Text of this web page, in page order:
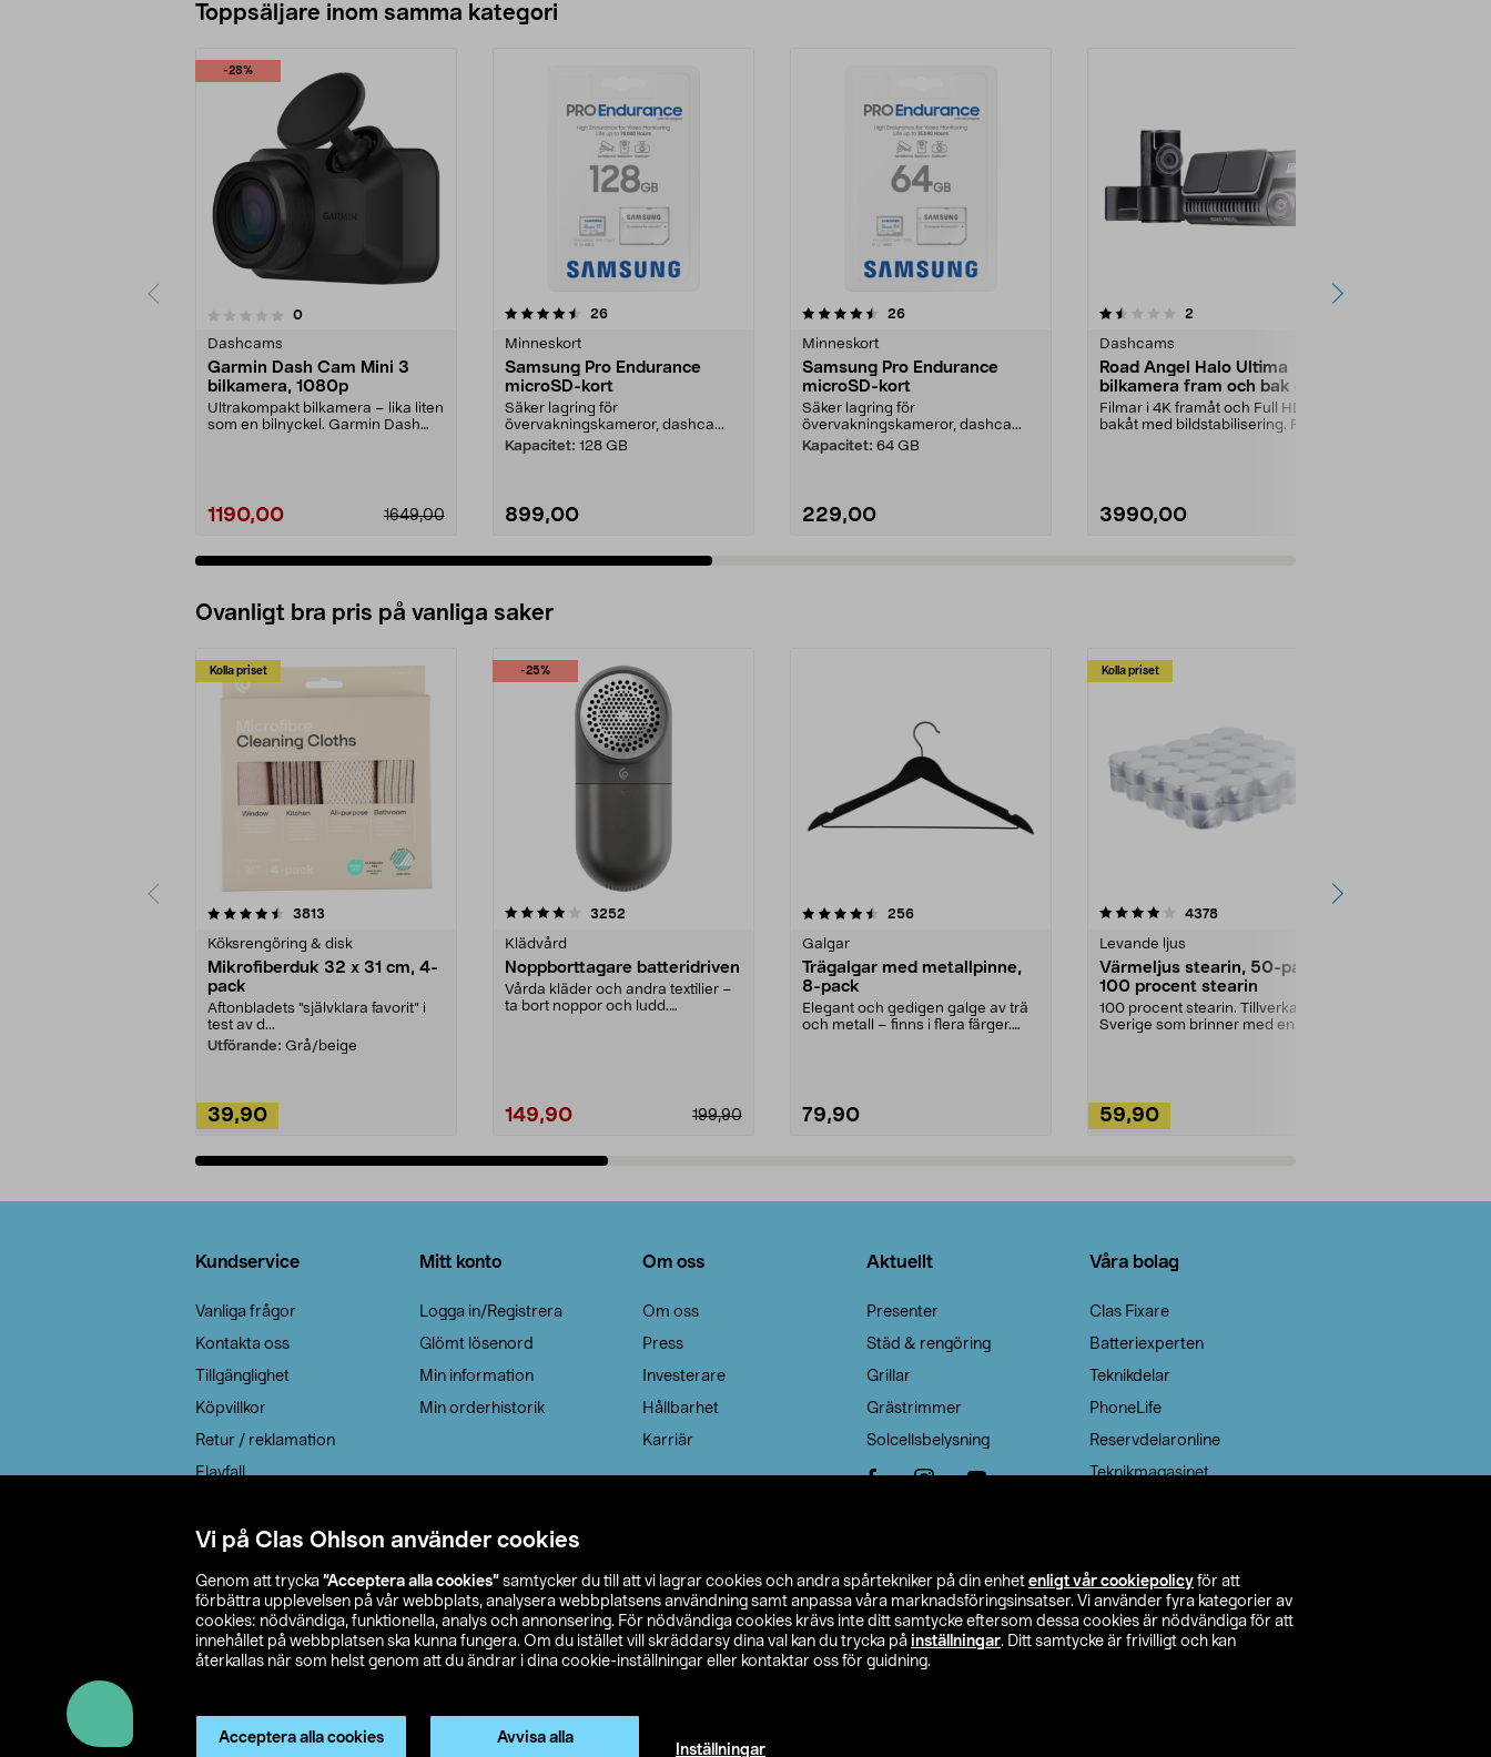
Vi på Clas Ohlson använder cookies
Genom att trycka ”Acceptera alla cookies” samtycker du till att vi lagrar cookies och andra spårtekniker på din enhet enligt vår cookiepolicy för att
förbättra upplevelsen på vår webbplats, analysera webbplatsens användning samt anpassa våra marknadsföringsinsatser. Vi använder fyra kategorier av
cookies: nödvändiga, funktionella, analys och annonsering. För nödvändiga cookies krävs inte ditt samtycke eftersom dessa cookies är nödvändiga för att
innehållet på webbplatsen ska kunna fungera. Om du istället vill skräddarsy dina val kan du trycka på inställningar. Ditt samtycke är frivilligt och kan
återkallas när som helst genom att du ändrar i dina cookie-inställningar eller kontaktar oss för guidning.
Acceptera alla cookies Avvisa alla
Inställningar
Toppsäljare inom samma kategori
-28%
0recensioner
Dashcams
Garmin Dash Cam Mini 3
bilkamera, 1080p
Ultrakompakt bilkamera – lika liten
som en bilnyckel. Garmin Dash
1190,00 1649,00
4.5 av 5 stjärnor 26recensioner
Minneskort
Samsung Pro Endurance
microSD-kort
Säker lagring för
övervakningskameror, dashca...
Kapacitet: 128 GB
899,00
4.5 av 5 stjärnor 26recensioner
Minneskort
Samsung Pro Endurance
microSD-kort
Säker lagring för
övervakningskameror, dashca...
Kapacitet: 64 GB
229,00
1.5 av 5 stjärnor 2
Dashcams
Road Angel Halo Ultima
bilkamera fram och bak 4K
Dual GPS
Filmar i 4K framåt och Full HD
bakåt med bildstabilisering. Road
3990,00
0.0 av 5 stjärnor
Ovanligt bra pris på vanliga saker
Kolla priset
3813
Köksrengöring & disk
Mikrofiberduk 32 x 31 cm, 4-
pack
Aftonbladets "självklara favorit” i
test av d...
Utförande: Grå/beige
39,90
-25%
4.0av 5 stjärnor 3252
Klädvård
Noppborttagare batteridriven
Vårda kläder och andra textilier –
ta bort noppor och ludd.
199,90
149,90
4.5av 5 stjärnor 256recensioner
Galgar
Trägalgar med metallpinne,
8-pack
Elegant och gedigen galge av trä
och metall – finns i flera färger.
79,90
Kolla priset
4.0av 5 stjärnor 4378recensioner
Levande ljus
Värmeljus stearin, 50-pack,
100 procent stearin
100 procent stearin. Tillverkade i
Sverige som brinner med en
59,90
4.5av 5 stjärnor
Kundservice
Vanliga frågor
Kontakta oss
Tillgänglighet
Köpvillkor
Retur / reklamation
Elavfall
Leveransalternativ
Mitt konto
Logga in/Registrera
Glömt lösenord
Min information
Min orderhistorik
Om oss
Om oss
Press
Investerare
Hållbarhet
Karriär
Aktuellt
Presenter
Städ & rengöring
Grillar
Grästrimmer
Solcellsbelysning
Våra bolag
Clas Fixare
Batteriexperten
Teknikdelar
PhoneLife
Reservdelaronline
Teknikmagasinet